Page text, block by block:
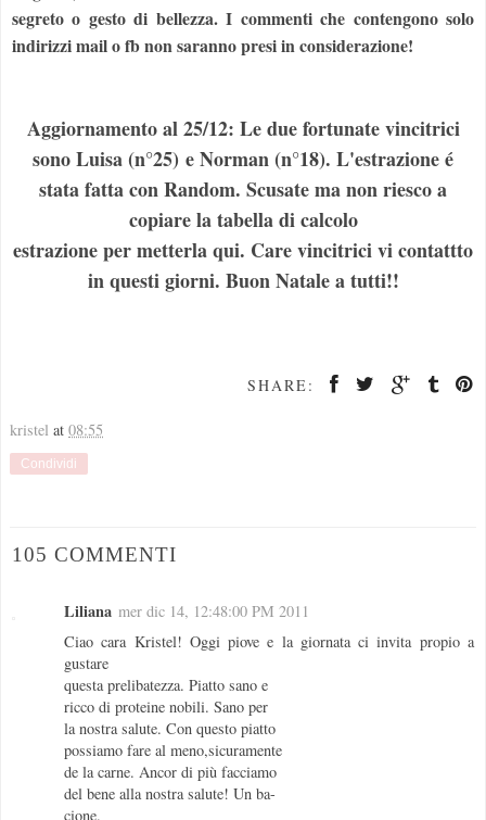
segreto o gesto di bellezza. I commenti che contengono solo
indirizzi mail o fb non saranno presi in considerazione!
Aggiornamento al 25/12: Le due fortunate vincitrici
sono Luisa (n°25) e Norman (n°18). L'estrazione é
stata fatta con Random. Scusate ma non riesco a
copiare la tabella di calcolo
estrazione per metterla qui. Care vincitrici vi contattto
in questi giorni. Buon Natale a tutti!!
SHARE:
kristel at 08:55
Condividi
105 COMMENTI
Liliana mer dic 14, 12:48:00 PM 2011
Ciao cara Kristel! Oggi piove e la giornata ci invita propio a
gustare
questa prelibatezza. Piatto sano e
ricco di proteine nobili. Sano per
la nostra salute. Con questo piatto
possiamo fare al meno,sicuramente
de la carne. Ancor di più facciamo
del bene alla nostra salute! Un ba-
cione.